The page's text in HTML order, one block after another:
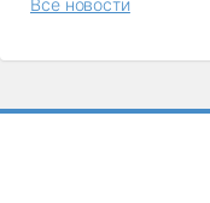
Все новости